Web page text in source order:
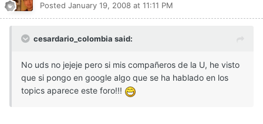
Posted January 19, 2008 at 11:11 PM
cesardario_colombia said:
No uds no jejeje pero si mis compañeros de la U, he visto
que si pongo en google algo que se ha hablado en los
topics aparece este foro!!!